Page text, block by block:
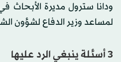
ودانا سترول مديرة الأبحاث
لمساعد وزير الدفاع لشؤون
3 أسئلة ينبغي الرد عليها